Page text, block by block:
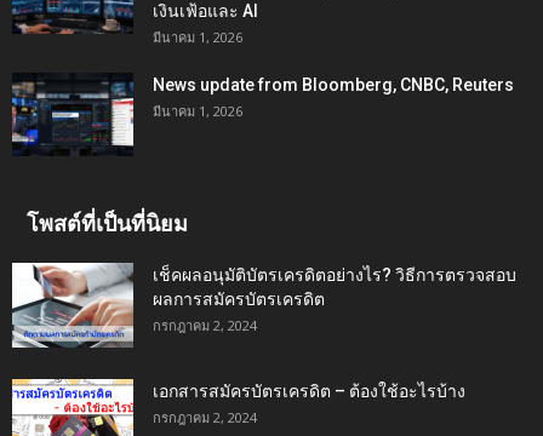
เงินเฟ้อและ AI
มีนาคม 1, 2026
News update from Bloomberg, CNBC, Reuters
มีนาคม 1, 2026
โพสต์ที่เป็นที่นิยม
เช็คผลอนุมัติบัตรเครดิตอย่างไร? วิธีการตรวจสอบ
ผลการสมัครบัตรเครดิต
กรกฎาคม 2, 2024
เอกสารสมัครบัตรเครดิต – ต้องใช้อะไรบ้าง
กรกฎาคม 2, 2024